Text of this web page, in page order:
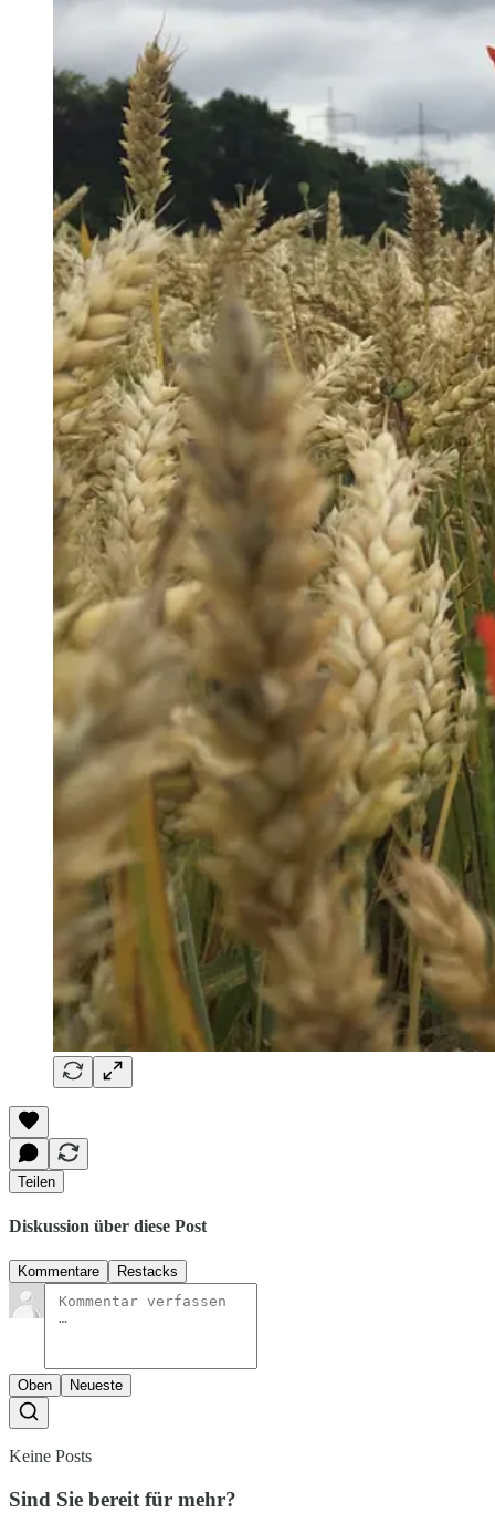
Teilen
Diskussion über diese Post
Kommentare Restacks
Oben Neueste
Keine Posts
Sind Sie bereit für mehr?